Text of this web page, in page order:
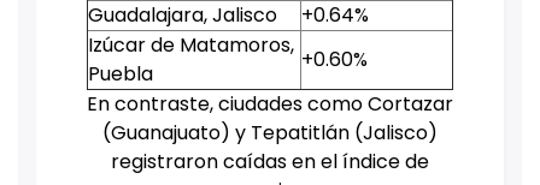
Guadalajara, Jalisco
+0.64%
Izúcar de Matamoros,
Puebla
+0.60%
En contraste, ciudades como Cortazar
(Guanajuato) y Tepatitlán (Jalisco)
registraron caídas en el índice de